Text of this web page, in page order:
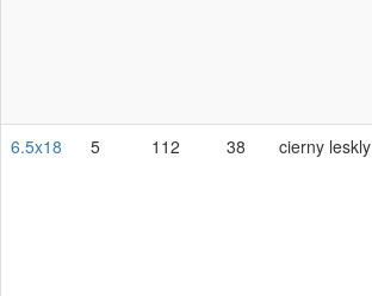
6.5x18 5 112 38 cierny leskly